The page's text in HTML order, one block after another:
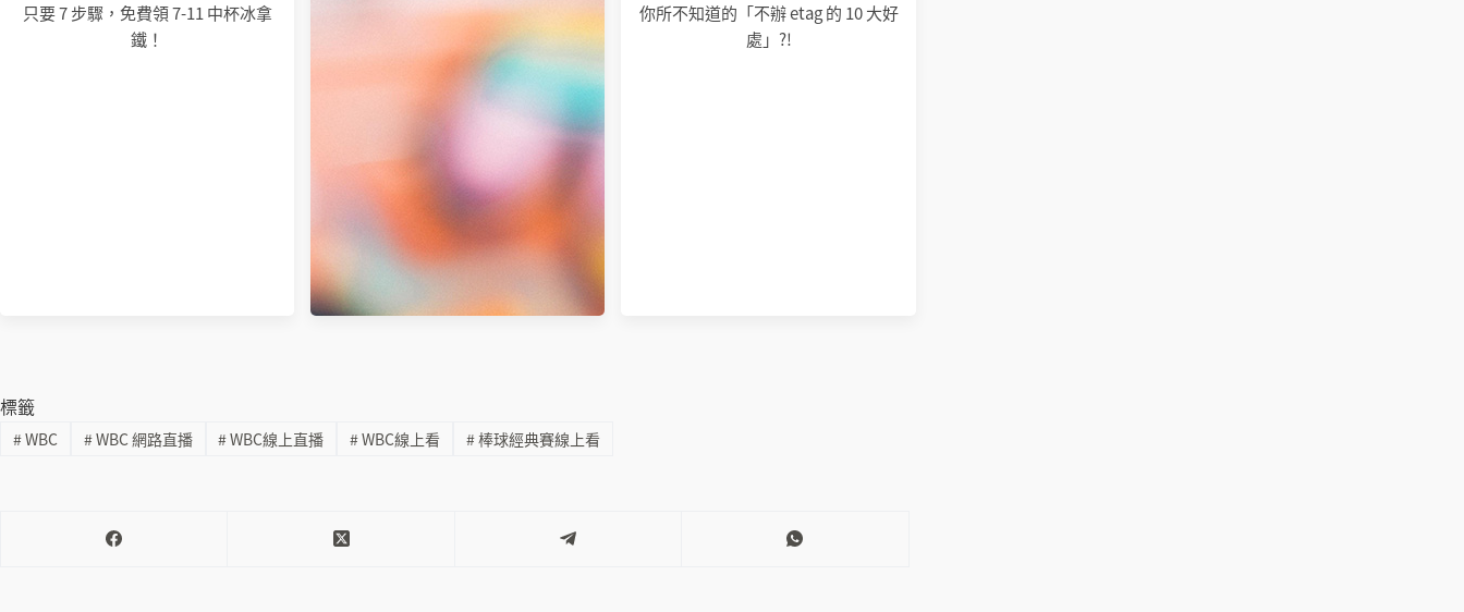
[最新]衛福部COVID-19新冠肺炎 EUA
快篩試劑名單
只要 7 步驟，免費領 7-11 中杯冰拿
鐵！
你所不知道的「不辦 etag 的 10 大好
處」?!
標籤
#WBC #WBC 網路直播 #WBC線上直播 #WBC線上看 #棒球經典賽線上看